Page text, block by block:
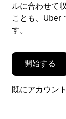
閉
じ
ま
す。
ルに合わせて
ことも、Uber
す。
開始する
既にアカウン